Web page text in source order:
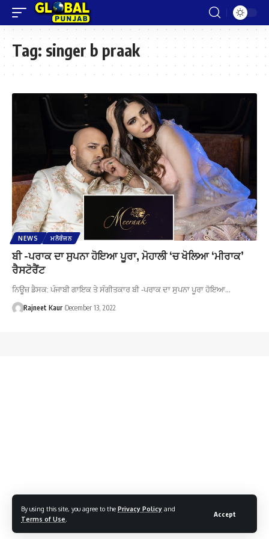
By using this site, you agree to the Privacy Policy and
Terms of Use
Accept
Tag: singer b praak
NEWS ਮਨੋਰੰਜਨ
ਬੀ -ਪਰਾਕ ਦਾ ਸੁਪਨਾ ਹੋਇਆ ਪੂਰਾ, ਮੋਹਾਲੀ ‘ਚ ਖੋਲਿਆ ‘ਮੀਰਾਕ’
ਰੈਸਟੋਰੈਂਟ
ਨਿਊਜ਼ ਡੈਸਕ: ਪੰਜਾਬੀ ਗਾਇਕ ਤੇ ਸੰਗੀਤਕਾਰ ਬੀ -ਪਰਾਕ ਦਾ ਸੁਪਨਾ ਪੂਰਾ ਹੋਇਆ…
Rajneet Kaur December 13, 2022